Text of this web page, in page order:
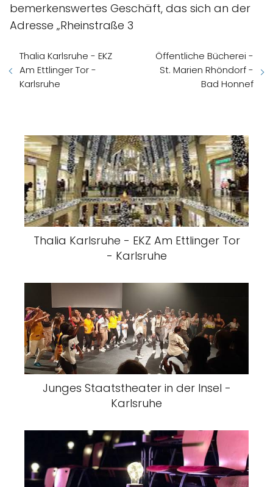
bemerkenswertes Geschäft, das sich an der
Adresse „Rheinstraße 3
Thalia Karlsruhe - EKZ
Am Ettlinger Tor -
Karlsruhe
Öffentliche Bücherei -
St. Marien Rhöndorf -
Bad Honnef
Thalia Karlsruhe - EKZ Am Ettlinger Tor
- Karlsruhe
Junges Staatstheater in der Insel -
Karlsruhe